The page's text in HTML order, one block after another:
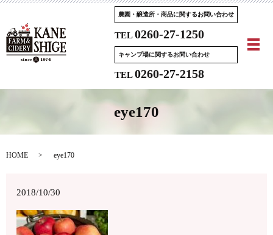
農園・醸造所・商品に関するお問い合わせ
TEL0260-27-1250
キャンプ場に関するお問い合わせ
TEL0260-27-2158
メ
eye170
HOME eye170
2018/10/30